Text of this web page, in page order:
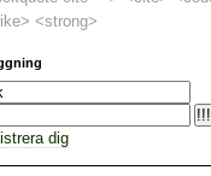
<strong>
dig